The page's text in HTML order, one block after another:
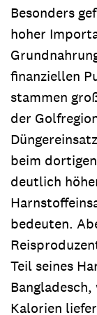
Besonders
hoher
finanziellen
stammen
der
beim
deutlich
bedeuten.
Teil seines
Kalorien